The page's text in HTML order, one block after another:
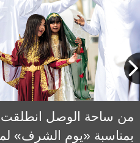
من ساحة الوصل انطلقت
بمناسبة «يوم الشرف»